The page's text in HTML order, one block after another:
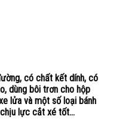
có chất kết dính, có
dùng bôi trơn cho hộp
lửa và một số loại bánh
lực cắt xé tốt...